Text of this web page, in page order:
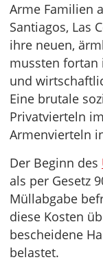
Arme Familien
Santiagos, Las
ihre neuen,
mussten fortan
und
Eine brutale
Privatvierteln
Armenvierteln
Der Beginn des
als per Gesetz
Müllabgabe
diese Kosten
bescheidene
belastet.